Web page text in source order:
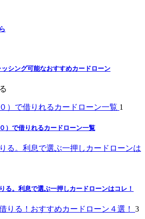
シング可能なおすすめカードローン
1
）で借りれるカードローン一覧
る。利息で選ぶ一押しカードローンはコレ！
3